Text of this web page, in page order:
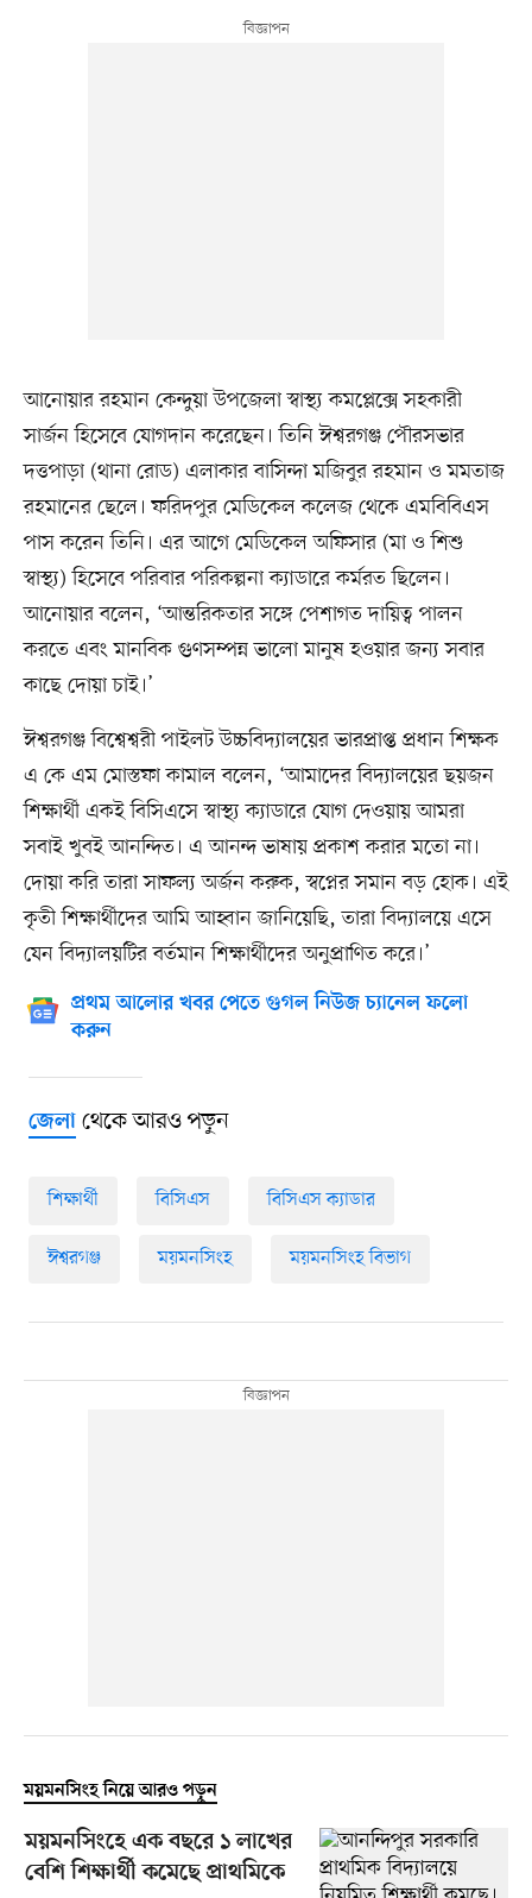
আনোয়ার রহমান কেন্দুয়া উপজেলা স্বাস্থ্য কমপ্লেক্সে সহকারী
সার্জন হিসেবে যোগদান করেছেন। তিনি ঈশ্বরগঞ্জ পৌরসভার
দত্তপাড়া (থানা রোড) এলাকার বাসিন্দা মজিবুর রহমান ও মমতাজ
রহমানের ছেলে। ফরিদপুর মেডিকেল কলেজ থেকে এমবিবিএস
পাস করেন তিনি। এর আগে মেডিকেল অফিসার (মা ও শিশু
স্বাস্থ্য) হিসেবে পরিবার পরিকল্পনা ক্যাডারে কর্মরত ছিলেন।
আনোয়ার বলেন, ‘আন্তরিকতার সঙ্গে পেশাগত দায়িত্ব পালন
করতে এবং মানবিক গুণসম্পন্ন ভালো মানুষ হওয়ার জন্য সবার
কাছে দোয়া চাই।’
ঈশ্বরগঞ্জ বিশ্বেশ্বরী পাইলট উচ্চবিদ্যালয়ের ভারপ্রাপ্ত প্রধান শিক্ষক
এ কে এম মোস্তফা কামাল বলেন, ‘আমাদের বিদ্যালয়ের ছয়জন
শিক্ষার্থী একই বিসিএসে স্বাস্থ্য ক্যাডারে যোগ দেওয়ায় আমরা
সবাই খুবই আনন্দিত। এ আনন্দ ভাষায় প্রকাশ করার মতো না।
দোয়া করি তারা সাফল্য অর্জন করুক, স্বপ্নের সমান বড় হোক। এই
কৃতী শিক্ষার্থীদের আমি আহ্বান জানিয়েছি, তারা বিদ্যালয়ে এসে
যেন বিদ্যালয়টির বর্তমান শিক্ষার্থীদের অনুপ্রাণিত করে।’
প্রথম আলোর খবর পেতে গুগল নিউজ চ্যানেল ফলো
করুন
জেলাথেকে আরও পড়ুন
শিক্ষার্থী বিসিএস বিসিএস ক্যাডার
ঈশ্বরগঞ্জ ময়মনসিংহ ময়মনসিংহ বিভাগ
ময়মনসিংহ নিয়ে আরও পড়ুন
ময়মনসিংহে এক বছরে ১ লাখের
বেশি শিক্ষার্থী কমেছে প্রাথমিকে